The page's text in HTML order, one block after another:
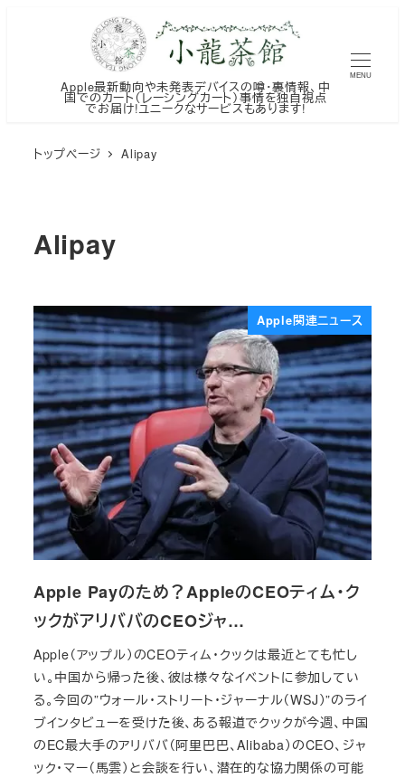
Apple最新動向や未発表デバイスの噂・裏情報、中
国でのカート（レーシングカート）事情を独自視点
でお届け!ユニークなサービスもあります!
MENU
トップページ Alipay
Alipay
Apple関連ニュース
Apple Payのため？AppleのCEOティム・ク
ックがアリババのCEOジャ…
Apple（アップル）のCEOティム・クックは最近とても忙し
い。中国から帰った後、彼は様々なイベントに参加してい
る。今回の”ウォール・ストリート・ジャーナル（WSJ）”のライ
ブインタビューを受けた後、ある報道でクックが今週、中国
のEC最大手のアリババ（阿里巴巴、Alibaba）のCEO、ジャ
ック・マー（馬雲）と会談を行い、潜在的な協力関係の可能